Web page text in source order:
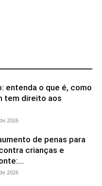
entenda o que é, como
tem direito aos
2026
de penas para
crianças e
2026